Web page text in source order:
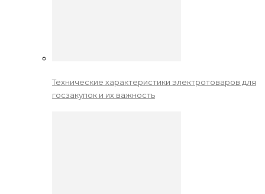
Технические характеристики электротоваров для
госзакупок и их важность